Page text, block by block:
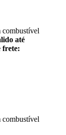
combustível
até
frete:
combustível